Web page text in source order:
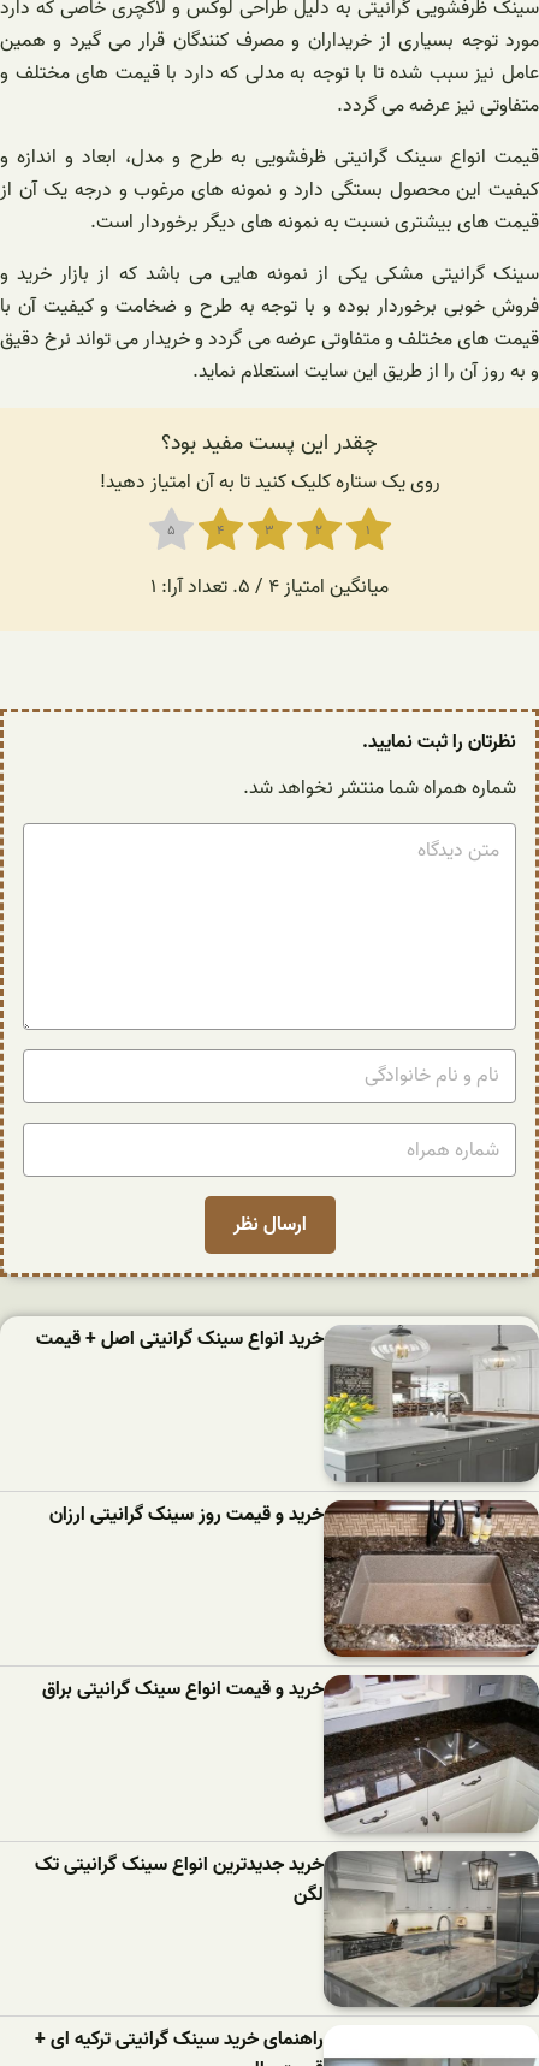
گرانیتی به دلیل طراحی لوکس و لاکچری خاصی که دارد
بسیاری از خریداران و مصرف‌ کنندگان قرار می گیرد و همین
سبب شده تا با توجه به مدلی که دارد با قیمت‌ های مختلف و
نیز عرضه می گردد.
سینک گرانیتی ظرفشویی به طرح و مدل‌، ابعاد و اندازه و
این محصول بستگی دارد و نمونه های مرغوب و درجه یک آن از
بیشتری نسبت به نمونه های دیگر برخوردار است.
مشکی یکی از نمونه‌ هایی می باشد که از بازار خرید و
برخوردار بوده و با توجه به طرح و ضخامت و کیفیت آن با
مختلف و متفاوتی عرضه می گردد و خریدار می تواند نرخ دقیق
آن را از طریق این سایت استعلام نماید.
چقدر این پست مفید بود؟
روی یک ستاره کلیک کنید تا به آن امتیاز دهید!
میانگین امتیاز4/ 5. تعداد آرا: 1
را ثبت نمایید.
همراه شما منتشر نخواهد شد.
خرید انواع سینک گرانیتی اصل + قیمت
خرید و قیمت روز سینک گرانیتی ارزان
خرید و قیمت انواع سینک گرانیتی براق
خرید جدیدترین انواع سینک گرانیتی تک
لگن
راهنمای خرید سینک گرانیتی ترکیه ای +